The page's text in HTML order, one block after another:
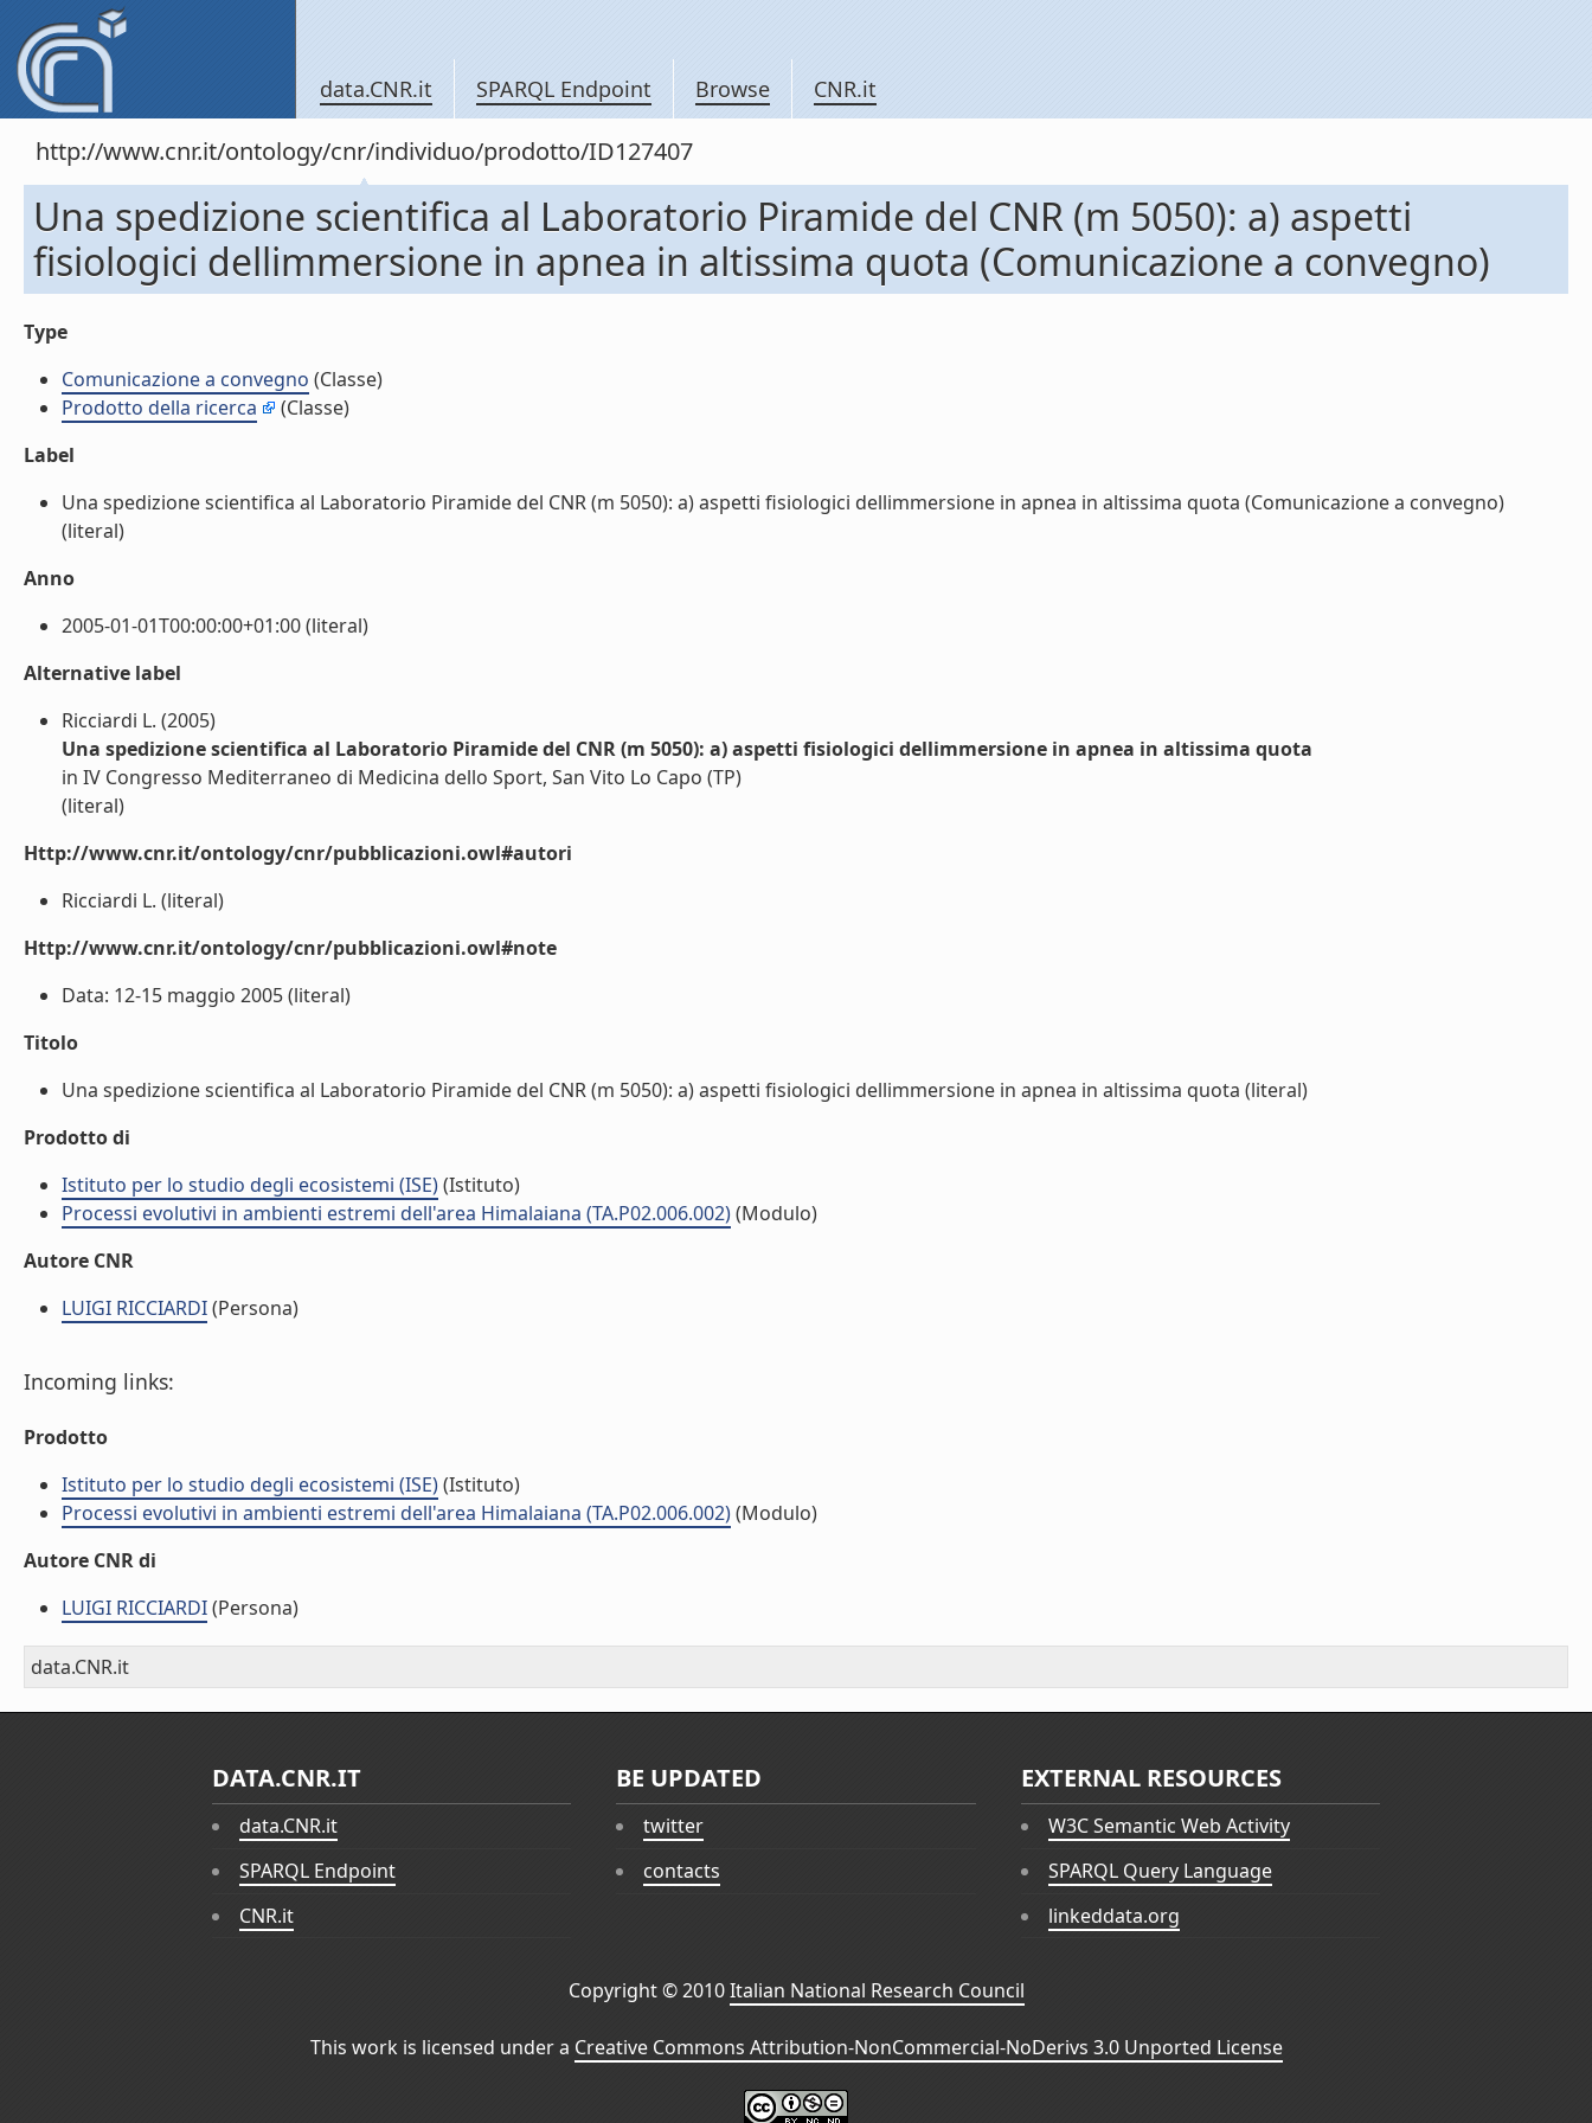
data.CNR.it SPARQL Endpoint Browse CNR.it
http://www.cnr.it/ontology/cnr/individuo/prodotto/ID127407
Una spedizione scientifica al Laboratorio Piramide del CNR (m 5050): a) aspetti
fisiologici dellimmersione in apnea in altissima quota (Comunicazione a convegno)
Type
Comunicazione a convegno (Classe)
Prodotto della ricerca
(Classe)
Label
Una spedizione scientifica al Laboratorio Piramide del CNR (m 5050): a) aspetti fisiologici dellimmersione in apnea in altissima quota (Comunicazione a convegno)
(literal)
Anno
2005-01-01T00:00:00+01:00 (literal)
Alternative label
Ricciardi L. (2005)
Una spedizione scientifica al Laboratorio Piramide del CNR (m 5050): a) aspetti fisiologici dellimmersione in apnea in altissima quota
in IV Congresso Mediterraneo di Medicina dello Sport, San Vito Lo Capo (TP)
(literal)
Http://www.cnr.it/ontology/cnr/pubblicazioni.owl#autori
Ricciardi L. (literal)
Http://www.cnr.it/ontology/cnr/pubblicazioni.owl#note
Data: 12-15 maggio 2005 (literal)
Titolo
Una spedizione scientifica al Laboratorio Piramide del CNR (m 5050): a) aspetti fisiologici dellimmersione in apnea in altissima quota (literal)
Prodotto di
Istituto per lo studio degli ecosistemi (ISE)(Istituto)
Processi evolutivi in ambienti estremi dell'area Himalaiana (TA.P02.006.002)(Modulo)
Autore CNR
LUIGI RICCIARDI(Persona)
Incoming links:
Prodotto
Istituto per lo studio degli ecosistemi (ISE)(Istituto)
Processi evolutivi in ambienti estremi dell'area Himalaiana (TA.P02.006.002)(Modulo)
Autore CNR di
LUIGI RICCIARDI(Persona)
data.CNR.it
DATA.CNR.IT
data.CNR.it
SPARQL Endpoint
CNR.it
BE UPDATED
twitter
contacts
EXTERNAL RESOURCES
W3C Semantic Web Activity
SPARQL Query Language
linkeddata.org
Copyright © 2010Italian National Research Council
This work is licensed under a Creative Commons Attribution-NonCommercial-NoDerivs 3.0 Unported License